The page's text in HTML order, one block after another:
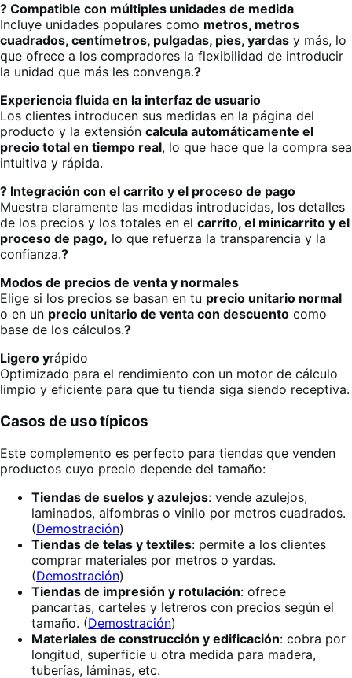
? Compatible con múltiples unidades de medida
Incluye unidades populares como metros, metros
cuadrados, centímetros, pulgadas, pies, yardas y más, lo
que ofrece a los compradores la flexibilidad de introducir
la unidad que más les convenga.?
Experiencia fluida en la interfaz de usuario
Los clientes introducen sus medidas en la página del
producto y la extensión calcula automáticamente el
precio total en tiempo real, lo que hace que la compra sea
intuitiva y rápida.
? Integración con el carrito y el proceso de pago
Muestra claramente las medidas introducidas, los detalles
de los precios y los totales en el carrito, el minicarrito y el
proceso de pago, lo que refuerza la transparencia y la
confianza.?
Modos de precios de venta y normales
Elige si los precios se basan en tu precio unitario normal
o en un precio unitario de venta con descuento como
base de los cálculos.?
Ligero yrápido
Optimizado para el rendimiento con un motor de cálculo
limpio y eficiente para que tu tienda siga siendo receptiva.
Casos de uso típicos
Este complemento es perfecto para tiendas que venden
productos cuyo precio depende del tamaño:
Tiendas de suelos y azulejos: vende azulejos,
laminados, alfombras o vinilo por metros cuadrados.
(Demostración)
Tiendas de telas y textiles: permite a los clientes
comprar materiales por metros o yardas.
(Demostración)
Tiendas de impresión y rotulación: ofrece
pancartas, carteles y letreros con precios según el
tamaño. (Demostración)
Materiales de construcción y edificación: cobra por
longitud, superficie u otra medida para madera,
tuberías, láminas, etc.